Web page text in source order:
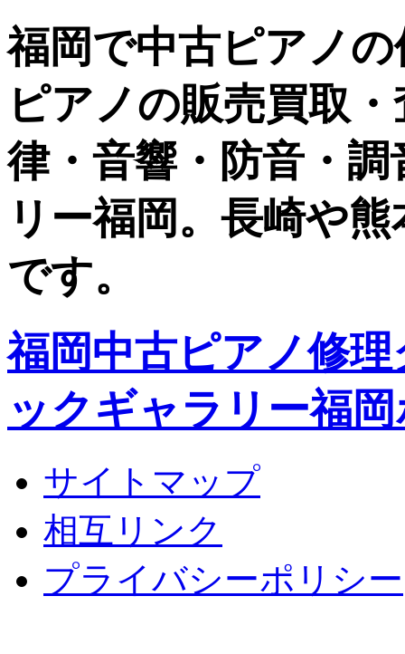
福岡で中古ピアノ
ピアノの販売買取
律・音響・防音・
リー福岡。長崎や
です。
福岡中古ピアノ修
ックギャラリー福
サイトマップ
相互リンク
プライバシーポリシー